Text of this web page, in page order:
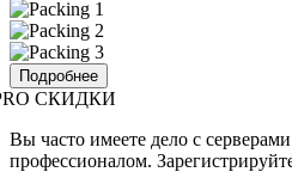
Подробнее
СКИДКИ
Вы часто имеете дело с
профессионалом.